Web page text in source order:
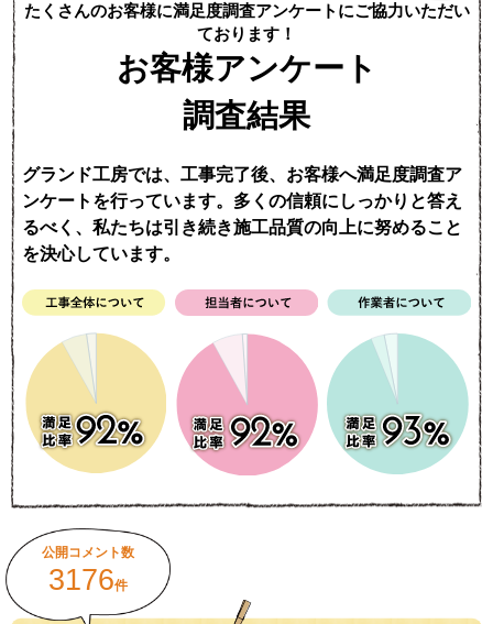
たくさんのお客様に満足度調査アンケートにご協力いただい
ております！
お客様アンケート
調査結果
グランド工房では、工事完了後、お客様へ満足度調査ア
ンケートを行っています。多くの信頼にしっかりと答え
るべく、私たちは引き続き施工品質の向上に努めること
を決心しています。
公開コメント数
3176件